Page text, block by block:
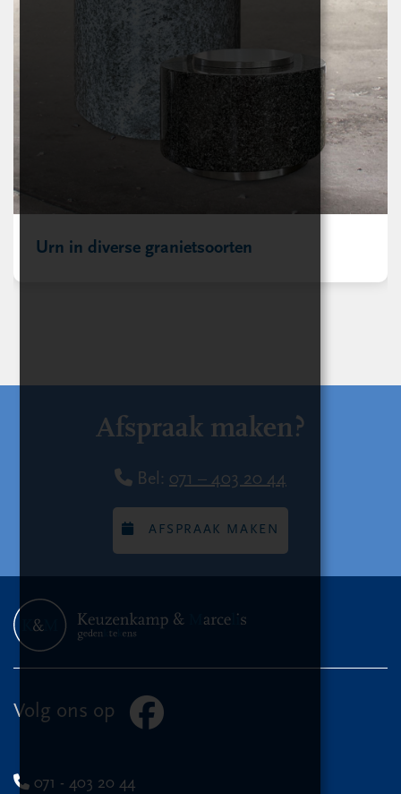
Urn in diverse granietsoorten
Afspraak maken?
Bel: 071 – 403 20 44
AFSPRAAK MAKEN
Volg ons op
071 - 403 20 44